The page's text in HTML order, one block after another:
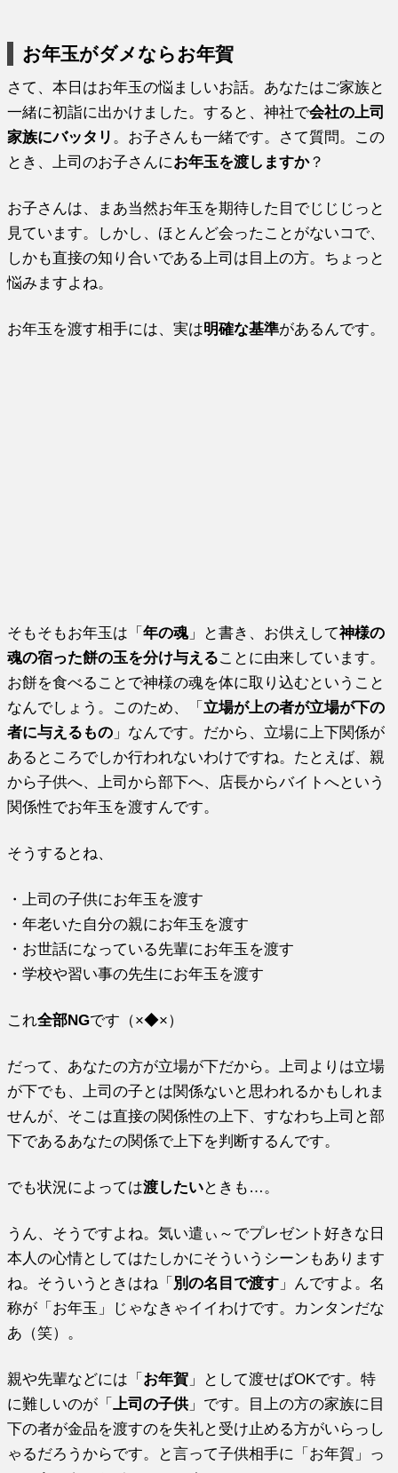
お年玉がダメならお年賀
さて、本日はお年玉の悩ましいお話。あなたはご家族と
一緒に初詣に出かけました。すると、神社で会社の上司
家族にバッタリ 。お子さんも一緒です。さて質問。この
とき、上司のお子さんにお年玉を渡しますか？
お子さんは、まあ当然お年玉を期待した目でじじじっと
見ています。しかし、ほとんど会ったことがないコで、
しかも直接の知り合いである上司は目上の方。ちょっと
悩みますよね。
お年玉を渡す相手には、実は明確な基準があるんです。
そもそもお年玉は「年の魂」と書き、お供えして神様の
魂の宿った餅の玉を分け与えることに由来しています。
お餅を食べることで神様の魂を体に取り込むということ
なんでしょう。このため、「 立場が上の者が立場が下の
者に与えるもの 」なんです。だから、立場に上下関係が
あるところでしか行われないわけですね。たとえば、親
から子供へ、上司から部下へ、店長からバイトへという
関係性でお年玉を渡すんです。
そうするとね、
・上司の子供にお年玉を渡す
・年老いた自分の親にお年玉を渡す
・お世話になっている先輩にお年玉を渡す
・学校や習い事の先生にお年玉を渡す
これ全部NGです（×◆×）
だって、あなたの方が立場が下だから。上司よりは立場
が下でも、上司の子とは関係ないと思われるかもしれま
せんが、そこは直接の関係性の上下、すなわち上司と部
下であるあなたの関係で上下を判断するんです。
でも状況によっては渡したいときも…。
うん、そうですよね。気い遣ぃ～でプレゼント好きな日
本人の心情としてはたしかにそういうシーンもあります
ね。そういうときはね「 別の名目で渡す 」んですよ。名
称が「お年玉」じゃなきゃイイわけです。カンタンだな
あ（笑）。
親や先輩などには「 お年賀 」として渡せばOKです。特
に難しいのが「
上司の子供」です。目上の方の家族に目
下の者が金品を渡すのを失礼と受け止める方がいらっし
ゃるだろうからです。と言って子供相手に「お年賀」っ